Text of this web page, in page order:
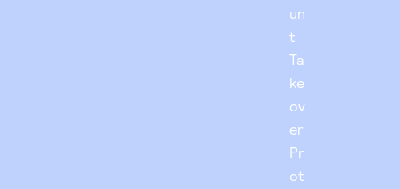
un
t
Ta
ke
ov
er
Pr
ot